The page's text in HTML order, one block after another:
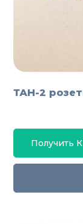
ТАН-2
Получить